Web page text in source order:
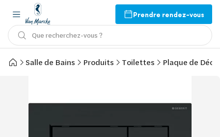
Prendre rendez-vous
Que recherchez-vous ?
Salle de Bains Produits Toilettes Plaque de